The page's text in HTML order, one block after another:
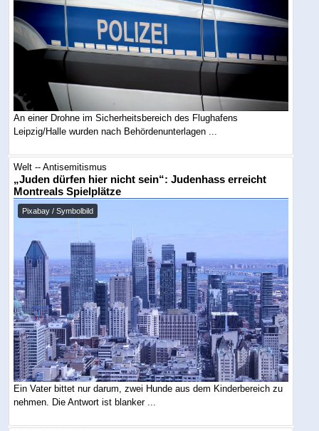
An einer Drohne im Sicherheitsbereich des Flughafens
Leipzig/Halle wurden nach Behördenunterlagen ...
Welt -- Antisemitismus
„Juden dürfen hier nicht sein“: Judenhass erreicht
Montreals Spielplätze
Pixabay / Symbolbild
Ein Vater bittet nur darum, zwei Hunde aus dem Kinderbereich zu
nehmen. Die Antwort ist blanker ...